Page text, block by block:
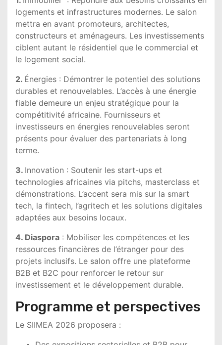
logements et infrastructures modernes. Le salon
mettra en avant promoteurs, architectes,
constructeurs et aménageurs. Les investissements
ciblent autant le résidentiel que le commercial et
le logement social.
2. Énergies : Démontrer le potentiel des solutions
durables et renouvelables. L’accès à une énergie
fiable demeure un enjeu stratégique pour la
compétitivité africaine. Fournisseurs et
investisseurs en énergies renouvelables seront
présents pour évaluer des partenariats à long
terme.
3. Innovation : Soutenir les start-ups et
technologies africaines via pitchs, masterclass et
démonstrations. L’accent sera mis sur la smart
tech, la fintech, l’agritech et les solutions digitales
adaptées aux besoins locaux.
4. Diaspora : Mobiliser les compétences et les
ressources financières de l’étranger pour des
projets inclusifs. Le salon offre une plateforme
B2B et B2C pour renforcer le retour sur
investissement et le développement durable.
Programme et perspectives
Le SIIMEA 2026 proposera :